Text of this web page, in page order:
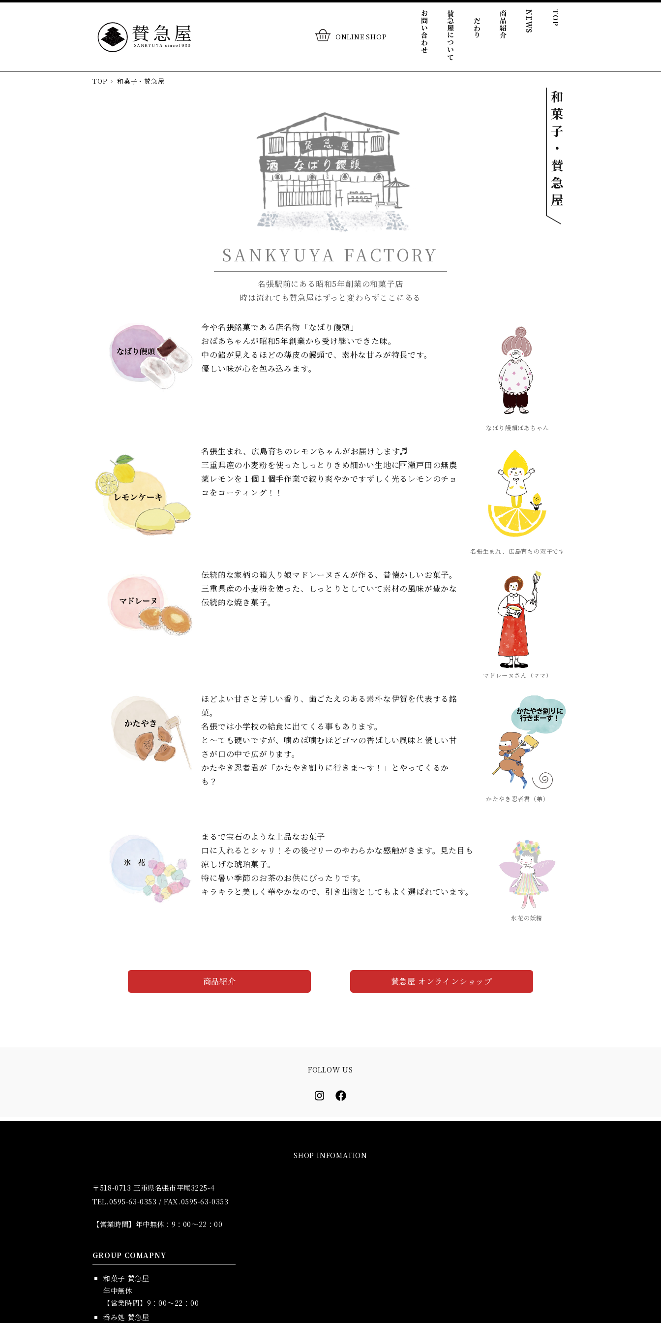
ONLINE SHOP
TOP
NEWS
商品紹介
こだわり
賛急屋について
お問い合わせ
TOP 和菓子・賛急屋
和
菓
子
・
賛
急
屋
SANKYUYA FACTORY
名張駅前にある昭和5年創業の和菓子店
時は流れても賛急屋はずっと変わらずここにある
今や名張銘菓である店名物「なばり饅頭」
おばあちゃんが昭和5年創業から受け継いできた味。
中の餡が見えるほどの薄皮の饅頭で、素朴な甘みが特長です。
優しい味が心を包み込みます。
なばり饅頭ばあちゃん
名張生まれ、広島育ちのレモンちゃんがお届けします♬
三重県産の小麦粉を使ったしっとりきめ細かい生地に瀬戸田の無農
薬レモンを１個１個手作業で絞り爽やかですずしく光るレモンのチョ
コをコーティング！！
名張生まれ、広島育ちの双子です
伝統的な家柄の箱入り娘マドレーヌさんが作る、昔懐かしいお菓子。
三重県産の小麦粉を使った、しっとりとしていて素材の風味が豊かな
伝統的な焼き菓子。
マドレーヌさん（ママ）
ほどよい甘さと芳しい香り、歯ごたえのある素朴な伊賀を代表する銘
菓。
名張では小学校の給食に出てくる事もあります。
と〜ても硬いですが、噛めば噛むほどゴマの香ばしい風味と優しい甘
さが口の中で広がります。
かたやき忍者君が「かたやき割りに行きま〜す！」とやってくるか
も？
かたやき忍者君（弟）
まるで宝石のような上品なお菓子
口に入れるとシャリ！その後ゼリーのやわらかな感触がきます。見た目も
涼しげな琥珀菓子。
特に暑い季節のお茶のお供にぴったりです。
キラキラと美しく華やかなので、引き出物としてもよく選ばれています。
氷花の妖精
商品紹介 賛急屋 オンラインショップ
FOLLOW US
SHOP INFOMATION
〒518-0713 三重県名張市平尾3225-4
TEL.0595-63-0353 / FAX.0595-63-0353
【営業時間】年中無休：9：00～22：00
GROUP COMAPNY
和菓子 賛急屋
年中無休
【営業時間】9：00～22：00
呑み処 賛急屋